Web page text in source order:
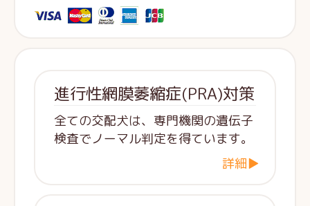
進行性網膜萎縮症(PRA)対策
全ての交配犬は、専門機関の遺伝子
検査でノーマル判定を得ています。
詳細▶